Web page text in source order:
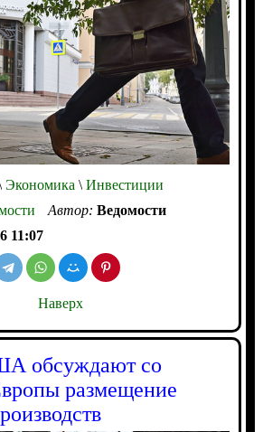
Экономика \Инвестиции
Автор: Ведомости
11:07
Наверх
обсуждают со
размещение